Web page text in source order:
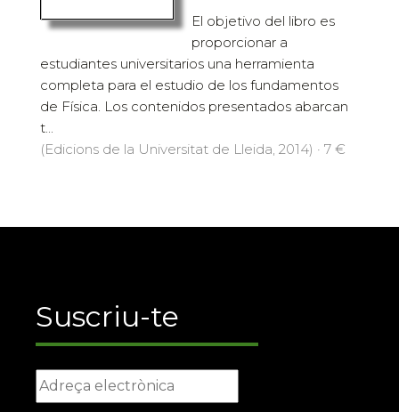
El objetivo del libro es
proporcionar a
estudiantes universitarios una herramienta
completa para el estudio de los fundamentos
de Física. Los contenidos presentados abarcan
t...
(Edicions de la Universitat de Lleida, 2014) · 7 €
Suscriu-te